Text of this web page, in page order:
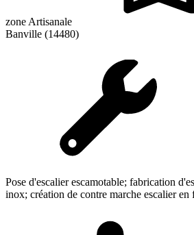
zone Artisanale
Banville (14480)
Pose d'escalier escamotable; fabrication
inox; création de contre marche escalier en